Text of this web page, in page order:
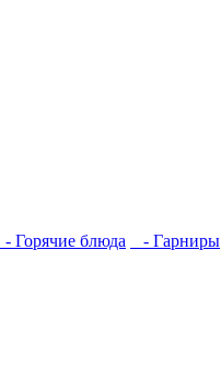
- Горячие блюда - Гарниры